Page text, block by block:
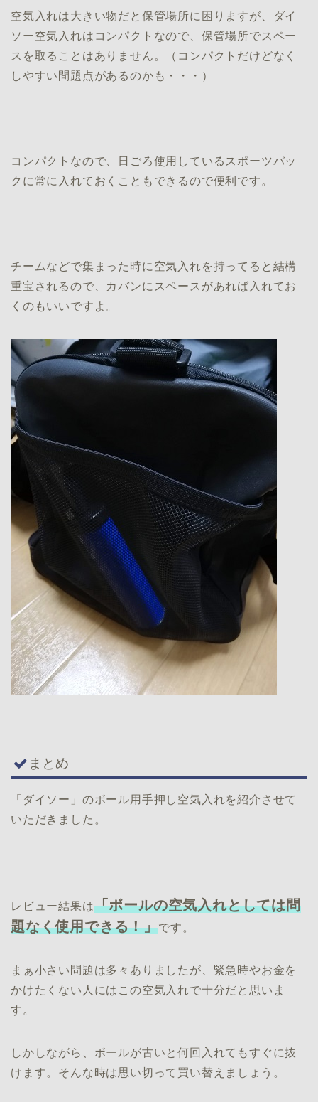
空気入れは大きい物だと保管場所に困りますが、ダイ
ソー空気入れはコンパクトなので、保管場所でスペー
スを取ることはありません。（コンパクトだけどなく
しやすい問題点があるのかも・・・）
コンパクトなので、日ごろ使用しているスポーツバッ
クに常に入れておくこともできるので便利です。
チームなどで集まった時に空気入れを持ってると結構
重宝されるので、カバンにスペースがあれば入れてお
くのもいいですよ。
まとめ
「ダイソー」のボール用手押し空気入れを紹介させて
いただきました。
レビュー結果は「ボールの空気入れとしては問
題なく使用できる！」です。
まぁ小さい問題は多々ありましたが、緊急時やお金を
かけたくない人にはこの空気入れで十分だと思いま
す。
しかしながら、ボールが古いと何回入れてもすぐに抜
けます。そんな時は思い切って買い替えましょう。